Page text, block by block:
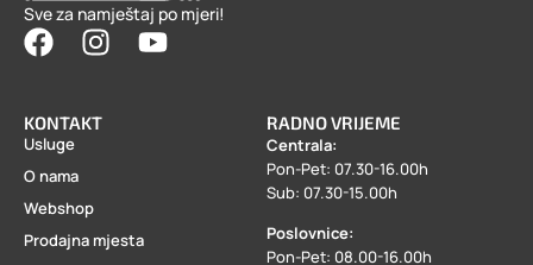
Sve za namještaj po mjeri!
KONTAKT
Usluge
O nama
Webshop
Prodajna mjesta
RADNO VRIJEME
Centrala:
Pon-Pet: 07.30-16.00h
Sub: 07.30-15.00h
Poslovnice:
Pon-Pet: 08.00-16.00h